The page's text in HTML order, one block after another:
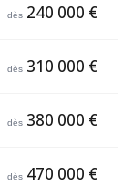
dès 240 000 €
dès 310 000 €
dès 380 000 €
dès 470 000 €